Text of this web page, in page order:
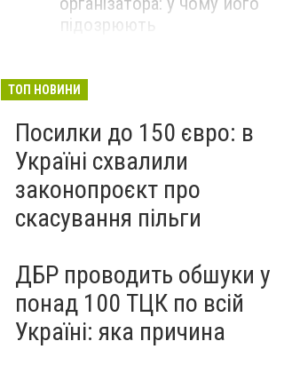
підозрюють
ТОП НОВИНИ
Посилки до 150 євро: в
Україні схвалили
законопроєкт про
скасування пільги
ДБР проводить обшуки у
понад 100 ТЦК по всій
Україні: яка причина